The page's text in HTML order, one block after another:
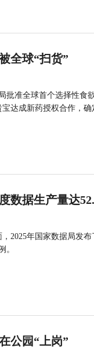
全球“扫货”
批准全球首个选择性食
达成新药授权合作，
数据生产量达
2025年国家数据局发
。
公园“上岗”